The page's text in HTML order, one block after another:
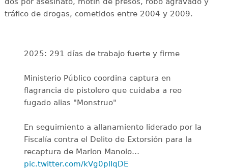
tráfico de drogas, cometidos entre 2004 y 2009.
2025: 291 días de trabajo fuerte y firme
Ministerio Público coordina captura en
flagrancia de pistolero que cuidaba a reo
fugado alias "Monstruo"
En seguimiento a allanamiento liderado por la
Fiscalía contra el Delito de Extorsión para la
recaptura de Marlon Manolo…
pic.twitter.com/kVg0plIqDE